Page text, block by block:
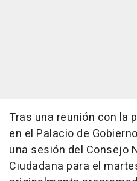
Tras una reunión con la
en el Palacio de
una sesión del Consejo
Ciudadana para el